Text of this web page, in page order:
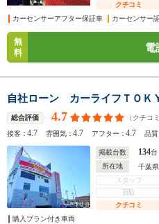
クチコミ
カーセンサーアフター保証車
カーセンサー
無
料
電
自社ローン カーライフＴＯＫ
総合評価 4.7 （クチコ
接客：4.7 雰囲気：4.7 アフター：4.7 品
掲載台数 134台
所在地
千葉県
スタッフ
買取
クチコミ
購入プラン付き車両